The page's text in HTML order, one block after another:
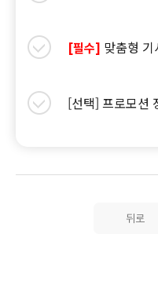
[필수] 맞춤형
[선택] 프로모션
뒤로